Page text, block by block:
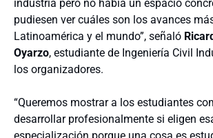
industria pero no había un espacio
pudiesen ver cuáles son los avances
Latinoamérica y el mundo”, señaló
Oyarzo, estudiante de Ingeniería Civil
los organizadores.
“Queremos mostrar a los estudiantes
desarrollar profesionalmente si eligen